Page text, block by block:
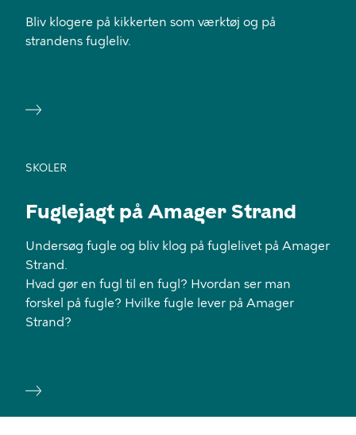
Bliv klogere på kikkerten som værktøj og på
strandens fugleliv.
SKOLER
Fuglejagt på Amager Strand
Undersøg fugle og bliv klog på fuglelivet på Amager
Strand.
Hvad gør en fugl til en fugl? Hvordan ser man
forskel på fugle? Hvilke fugle lever på Amager
Strand?